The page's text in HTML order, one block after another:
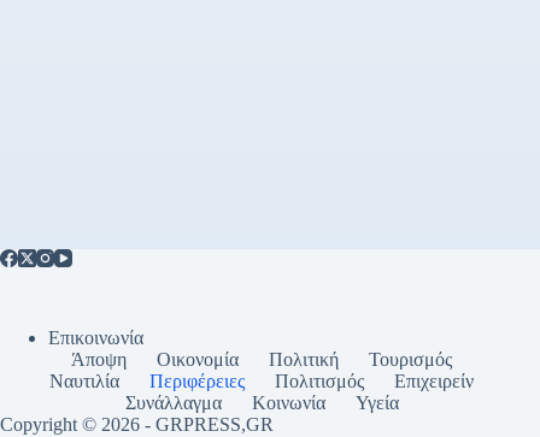
Επικοινωνία
Άποψη
Οικονομία Πολιτική
Τουρισμός
Ναυτιλία
Περιφέρειες Πολιτισμός
Επιχειρείν
Συνάλλαγμα
Κοινωνία
Υγεία
Copyright © 2026 - GRPRESS,GR